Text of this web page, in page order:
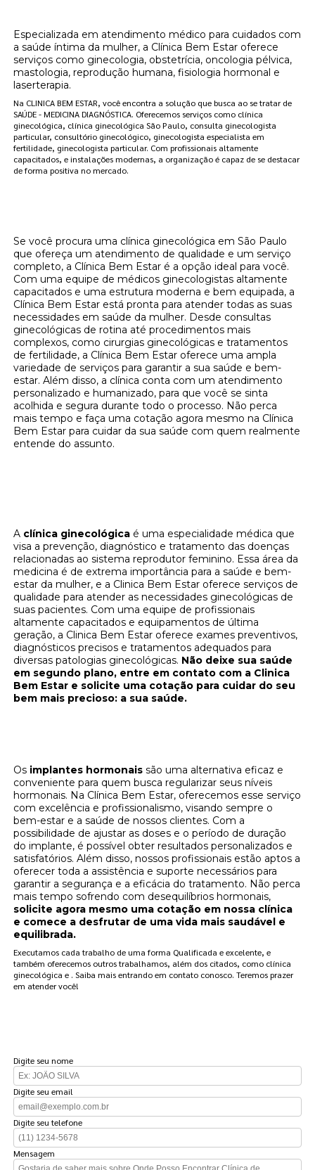
Especializada em atendimento médico para cuidados com
a saúde íntima da mulher, a Clínica Bem Estar oferece
serviços como ginecologia, obstetrícia, oncologia pélvica,
mastologia, reprodução humana, fisiologia hormonal e
laserterapia.
Na CLINICA BEM ESTAR, você encontra a solução que busca ao se tratar de
SAÚDE - MEDICINA DIAGNÓSTICA. Oferecemos serviços como clínica
ginecológica, clínica ginecológica São Paulo, consulta ginecologista
particular, consultório ginecológico, ginecologista especialista em
fertilidade, ginecologista particular. Com profissionais altamente
capacitados, e instalações modernas, a organização é capaz de se destacar
de forma positiva no mercado.
Se você procura uma clínica ginecológica em São Paulo
que ofereça um atendimento de qualidade e um serviço
completo, a Clínica Bem Estar é a opção ideal para você.
Com uma equipe de médicos ginecologistas altamente
capacitados e uma estrutura moderna e bem equipada, a
Clínica Bem Estar está pronta para atender todas as suas
necessidades em saúde da mulher. Desde consultas
ginecológicas de rotina até procedimentos mais
complexos, como cirurgias ginecológicas e tratamentos
de fertilidade, a Clínica Bem Estar oferece uma ampla
variedade de serviços para garantir a sua saúde e bem-
estar. Além disso, a clínica conta com um atendimento
personalizado e humanizado, para que você se sinta
acolhida e segura durante todo o processo. Não perca
mais tempo e faça uma cotação agora mesmo na Clínica
Bem Estar para cuidar da sua saúde com quem realmente
entende do assunto.
A clínica ginecológica é uma especialidade médica que
visa a prevenção, diagnóstico e tratamento das doenças
relacionadas ao sistema reprodutor feminino. Essa área da
medicina é de extrema importância para a saúde e bem-
estar da mulher, e a Clinica Bem Estar oferece serviços de
qualidade para atender as necessidades ginecológicas de
suas pacientes. Com uma equipe de profissionais
altamente capacitados e equipamentos de última
geração, a Clinica Bem Estar oferece exames preventivos,
diagnósticos precisos e tratamentos adequados para
diversas patologias ginecológicas. Não deixe sua saúde
em segundo plano, entre em contato com a Clinica
Bem Estar e solicite uma cotação para cuidar do seu
bem mais precioso: a sua saúde.
Os implantes hormonais são uma alternativa eficaz e
conveniente para quem busca regularizar seus níveis
hormonais. Na Clínica Bem Estar, oferecemos esse serviço
com excelência e profissionalismo, visando sempre o
bem-estar e a saúde de nossos clientes. Com a
possibilidade de ajustar as doses e o período de duração
do implante, é possível obter resultados personalizados e
satisfatórios. Além disso, nossos profissionais estão aptos a
oferecer toda a assistência e suporte necessários para
garantir a segurança e a eficácia do tratamento. Não perca
mais tempo sofrendo com desequilíbrios hormonais,
solicite agora mesmo uma cotação em nossa clínica
e comece a desfrutar de uma vida mais saudável e
equilibrada.
Executamos cada trabalho de uma forma Qualificada e excelente, e
também oferecemos outros trabalhamos, além dos citados, como clínica
ginecológica e . Saiba mais entrando em contato conosco. Teremos prazer
em atender você!
Digite seu nome
Digite seu email
Digite seu telefone
Mensagem